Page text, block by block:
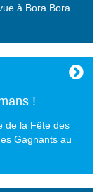
à Bora Bora
!
de la Fête des
Gagnants au